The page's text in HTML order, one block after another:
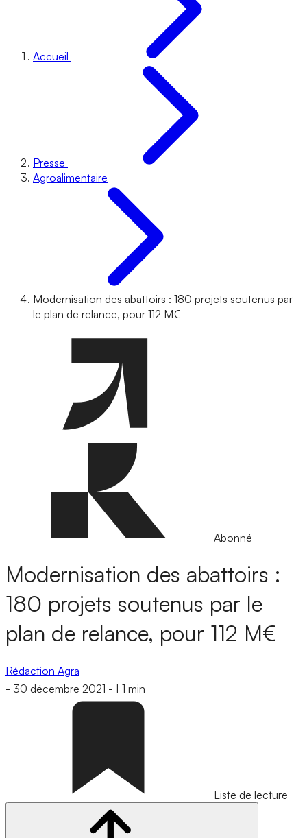
Accueil
Presse
Agroalimentaire
Modernisation des abattoirs : 180 projets soutenus par
le plan de relance, pour 112 M€
Abonné
Modernisation des abattoirs :
180 projets soutenus par le
plan de relance, pour 112 M€
Rédaction Agra
- 30 décembre 2021 - 1 min
Liste de lecture